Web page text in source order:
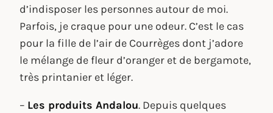
d’indisposer les personnes autour de moi.
Parfois, je craque pour une odeur. C’est le cas
pour la fille de l’air de Courrèges dont j’adore
le mélange de fleur d’oranger et de bergamote,
très printanier et léger.
– Les produits Andalou. Depuis quelques